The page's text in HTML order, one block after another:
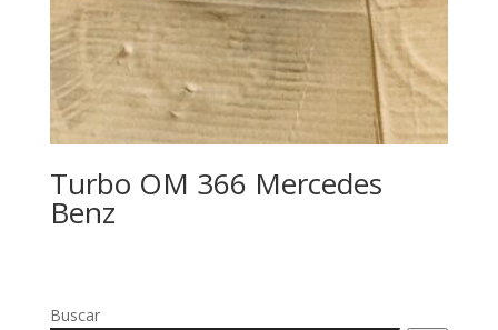
Turbo OM 366 Mercedes
Benz
Buscar